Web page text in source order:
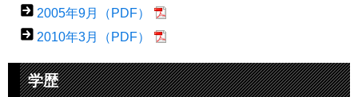
2005年9月（PDF）
2010年3月（PDF）
学歴